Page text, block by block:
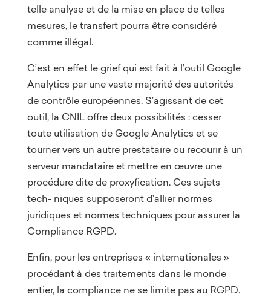
telle analyse et de la mise en place de telles
mesures, le transfert pourra être considéré
comme illégal.
C’est en effet le grief qui est fait à l’outil Google
Analytics par une vaste majorité des autorités
de contrôle européennes. S’agissant de cet
outil, la CNIL offre deux possibilités : cesser
toute utilisation de Google Analytics et se
tourner vers un autre prestataire ou recourir à un
serveur mandataire et mettre en œuvre une
procédure dite de proxyfication. Ces sujets
tech- niques supposeront d’allier normes
juridiques et normes techniques pour assurer la
Compliance RGPD.
Enfin, pour les entreprises « internationales »
procédant à des traitements dans le monde
entier, la compliance ne se limite pas au RGPD.